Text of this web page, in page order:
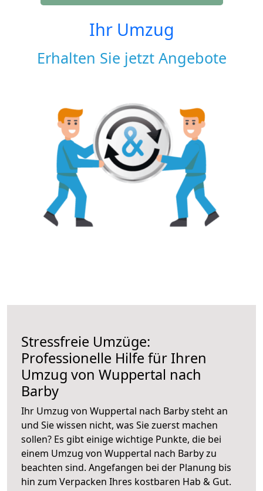
Ihr Umzug
Erhalten Sie jetzt Angebote
Stressfreie Umzüge:
Professionelle Hilfe für Ihren
Umzug von Wuppertal nach
Barby
Ihr Umzug von Wuppertal nach Barby steht an
und Sie wissen nicht, was Sie zuerst machen
sollen? Es gibt einige wichtige Punkte, die bei
einem Umzug von Wuppertal nach Barby zu
beachten sind. Angefangen bei der Planung bis
hin zum Verpacken Ihres kostbaren Hab & Gut.